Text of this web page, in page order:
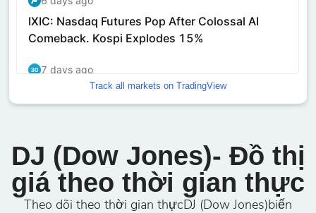
Track all markets on TradingView
DJ (Dow Jones)- Đồ thị
giá theo thời gian thực
Theo dõi theo thời gian thựcDJ (Dow Jones)biến